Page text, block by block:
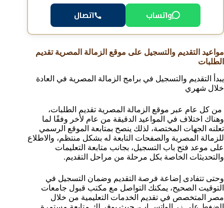
واتساب اتصال
مواعيد التقديم والتسجيل على موقع الزمالة المصرية تقديم
الطلبات
يبدأ التقديم والتسجيل في برامج الزمالة المصرية في العادة
خلال شهري
من كل عام عبر موقع الزمالة المصرية تقديم الطلبات،
وهناك اختلاف في المواعيد الدقيقة من عام لأخر وفقًا لما
تعلنه الجهات المختصة، لذلك ينصح بمتابعة الموقع الرسمي
للزمالة المصرية والصفحات التابعة له بشكل منتظم، والاطلاع
على موعد فتح باب التسجيل، بجانب متابعة التعليمات
والتحديثات الخاصة بكل مرحلة من مراحل التقديم.
وحتى تتفادى إضاعة فرصة التقديم وضمان التسجيل في
التوقيت الصحيح، يمكنك التواصل مع مكتب قبول جامعات
مصر المتخصص في تقديم الخدمات التعليمية من خلال